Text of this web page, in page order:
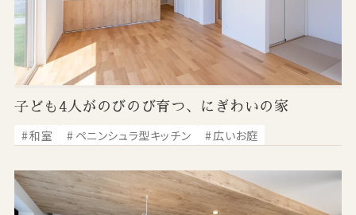
子ども4人がのびのび育つ、にぎわいの家
和室 ペニンシュラ型キッチン 広いお庭